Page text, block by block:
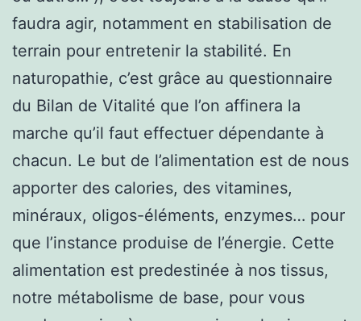
faudra agir, notamment en stabilisation de
terrain pour entretenir la stabilité. En
naturopathie, c’est grâce au questionnaire
du Bilan de Vitalité que l’on affinera la
marche qu’il faut effectuer dépendante à
chacun. Le but de l’alimentation est de nous
apporter des calories, des vitamines,
minéraux, oligos-éléments, enzymes… pour
que l’instance produise de l’énergie. Cette
alimentation est predestinée à nos tissus,
notre métabolisme de base, pour vous